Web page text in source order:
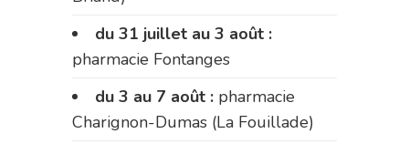
du 31 juillet au 3 août :
pharmacie Fontanges
du 3 au 7 août : pharmacie
Charignon-Dumas (La Fouillade)